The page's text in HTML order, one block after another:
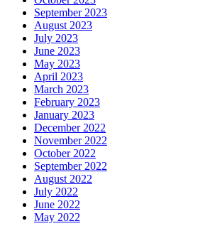
September 2023
August 2023
July 2023
June 2023
May 2023
April 2023
March 2023
February 2023
January 2023
December 2022
November 2022
October 2022
September 2022
August 2022
July 2022
June 2022
May 2022